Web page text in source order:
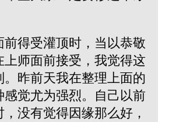
前得受灌顶时，当以恭敬
上师面前接受，我觉得这
。昨前天我在整理上面的
感觉尤为强烈。自己以前
没有觉得因缘那么好，